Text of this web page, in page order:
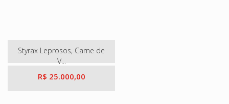
Styrax Leprosos, Carne de
V...
R$ 25.000,00